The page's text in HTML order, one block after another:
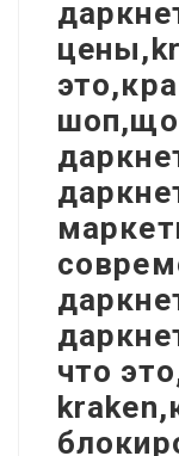
шоп,що
что